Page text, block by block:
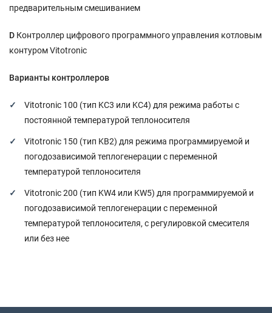
предварительным смешиванием
D Контроллер цифрового программного управления котловым
контуром Vitotronic
Варианты контроллеров
Vitotronic 100 (тип KC3 или KC4) для режима работы с
постоянной температурой теплоносителя
Vitotronic 150 (тип KB2) для режима программируемой и
погодозависимой теплогенерации с переменной
температурой теплоносителя
Vitotronic 200 (тип KW4 или KW5) для программируемой и
погодозависимой теплогенерации с переменной
температурой теплоносителя, с регулировкой смесителя
или без нее